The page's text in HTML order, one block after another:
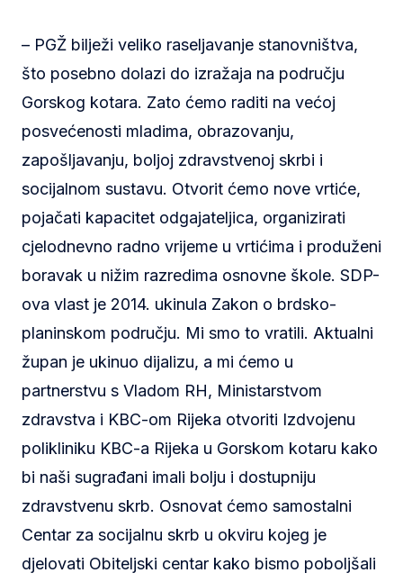
– PGŽ bilježi veliko raseljavanje stanovništva,
što posebno dolazi do izražaja na području
Gorskog kotara. Zato ćemo raditi na većoj
posvećenosti mladima, obrazovanju,
zapošljavanju, boljoj zdravstvenoj skrbi i
socijalnom sustavu. Otvorit ćemo nove vrtiće,
pojačati kapacitet odgajateljica, organizirati
cjelodnevno radno vrijeme u vrtićima i produženi
boravak u nižim razredima osnovne škole. SDP-
ova vlast je 2014. ukinula Zakon o brdsko-
planinskom području. Mi smo to vratili. Aktualni
župan je ukinuo dijalizu, a mi ćemo u
partnerstvu s Vladom RH, Ministarstvom
zdravstva i KBC-om Rijeka otvoriti Izdvojenu
polikliniku KBC-a Rijeka u Gorskom kotaru kako
bi naši sugrađani imali bolju i dostupniju
zdravstvenu skrb. Osnovat ćemo samostalni
Centar za socijalnu skrb u okviru kojeg je
djelovati Obiteljski centar kako bismo poboljšali